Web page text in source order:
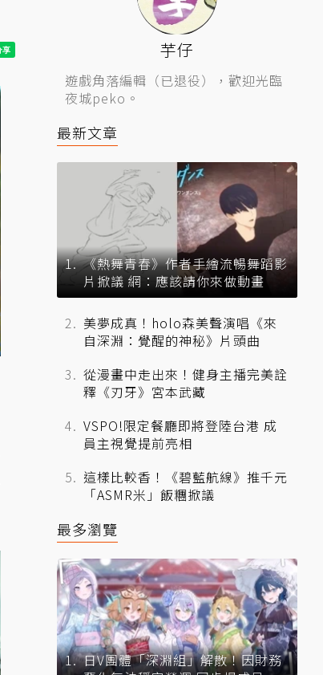
芋仔
遊戲角落編輯（已退役），歡迎光臨
夜城peko。
最新文章
《熱舞青春》作者手繪流暢舞蹈影
片掀議 網：應該請你來做動畫
美夢成真！holo森美聲演唱《來
自深淵：覺醒的神秘》片頭曲
從漫畫中走出來！健身主播完美詮
釋《刃牙》宮本武藏
VSPO!限定餐廳即將登陸台港 成
員主視覺提前亮相
這樣比較香！《碧藍航線》推千元
「ASMR米」飯糰掀議
最多瀏覽
日V團體「深淵組」解散！因財務